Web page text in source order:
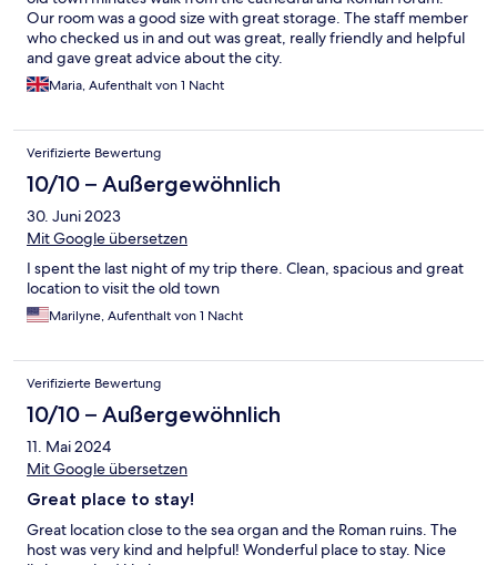
Our room was a good size with great storage. The staff member
who checked us in and out was great, really friendly and helpful
and gave great advice about the city.
Maria, Aufenthalt von 1 Nacht
Verifizierte Bewertung
10/10 – Außergewöhnlich
30. Juni 2023
Mit Google übersetzen
I spent the last night of my trip there. Clean, spacious and great
location to visit the old town
Marilyne, Aufenthalt von 1 Nacht
Verifizierte Bewertung
10/10 – Außergewöhnlich
11. Mai 2024
Mit Google übersetzen
Great place to stay!
Great location close to the sea organ and the Roman ruins. The
host was very kind and helpful! Wonderful place to stay. Nice